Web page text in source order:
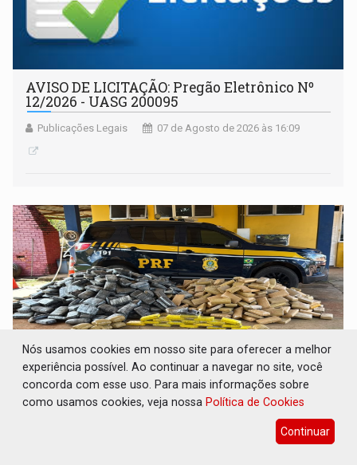
AVISO DE LICITAÇÃO: Pregão Eletrônico Nº
12/2026 - UASG 200095
Publicações Legais 07 de Agosto de 2026 às 16:09
BR-364: Polícia apreende mais de uma
tonelada de drogas em fundo falso de
Nós usamos cookies em nosso site para oferecer a melhor
experiência possível. Ao continuar a navegar no site, você
concorda com esse uso. Para mais informações sobre
como usamos cookies, veja nossa Política de Cookies
Continuar